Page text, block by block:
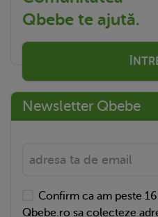
Qbebe te ajută.
Newsletter Qbebe
Confirm ca am peste
Qbebe.ro sa colecteze